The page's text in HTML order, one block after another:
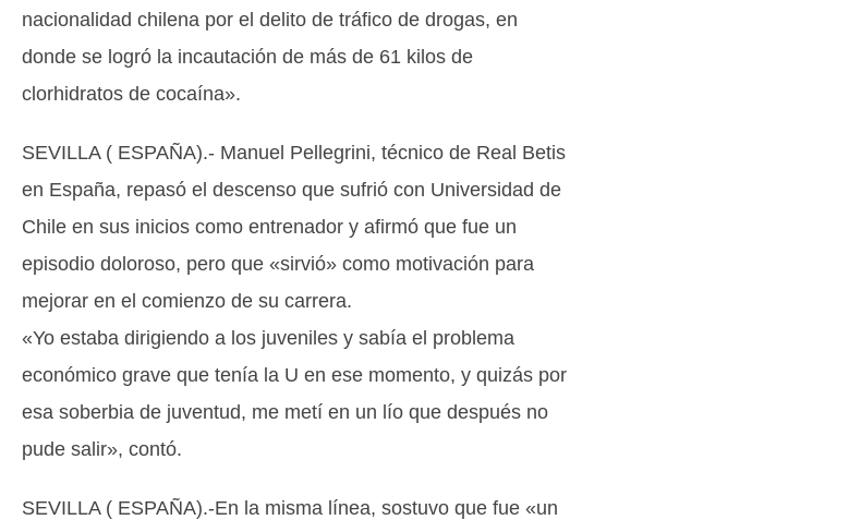
nacionalidad chilena por el delito de tráfico de drogas, en
donde se logró la incautación de más de 61 kilos de
clorhidratos de cocaína».
SEVILLA ( ESPAÑA).- Manuel Pellegrini, técnico de Real Betis
en España, repasó el descenso que sufrió con Universidad de
Chile en sus inicios como entrenador y afirmó que fue un
episodio doloroso, pero que «sirvió» como motivación para
mejorar en el comienzo de su carrera.
«Yo estaba dirigiendo a los juveniles y sabía el problema
económico grave que tenía la U en ese momento, y quizás por
esa soberbia de juventud, me metí en un lío que después no
pude salir», contó.
SEVILLA ( ESPAÑA).-En la misma línea, sostuvo que fue «un